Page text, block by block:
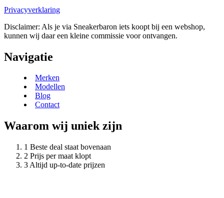
Privacyverklaring
Disclaimer: Als je via Sneakerbaron iets koopt bij een webshop,
kunnen wij daar een kleine commissie voor ontvangen.
Navigatie
Merken
Modellen
Blog
Contact
Waarom wij uniek zijn
Beste deal staat bovenaan
Prijs per maat klopt
Altijd up-to-date prijzen